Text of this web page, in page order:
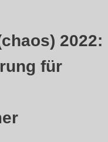
2022:
für